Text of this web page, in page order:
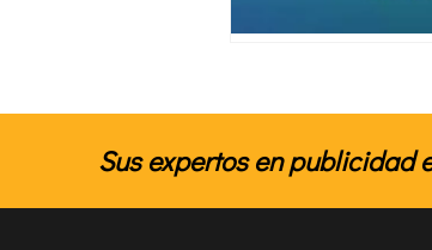
Sus expertos en publicidad